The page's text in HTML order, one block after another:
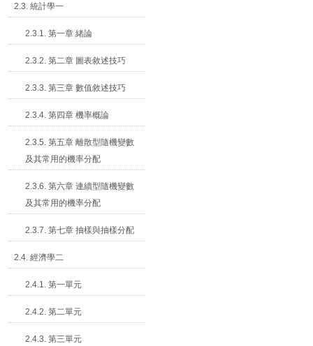
2.3. 統計學一
2.3.1. 第一章 緒論
2.3.2. 第二章 圖表敘述技巧
2.3.3. 第三章 數值敘述技巧
2.3.4. 第四章 機率概論
2.3.5. 第五章 離散型隨機變數
及其常用的機率分配
2.3.6. 第六章 連續型隨機變數
及其常用的機率分配
2.3.7. 第七章 抽樣與抽樣分配
2.4. 經濟學二
2.4.1. 第一單元
2.4.2. 第二單元
2.4.3. 第三單元